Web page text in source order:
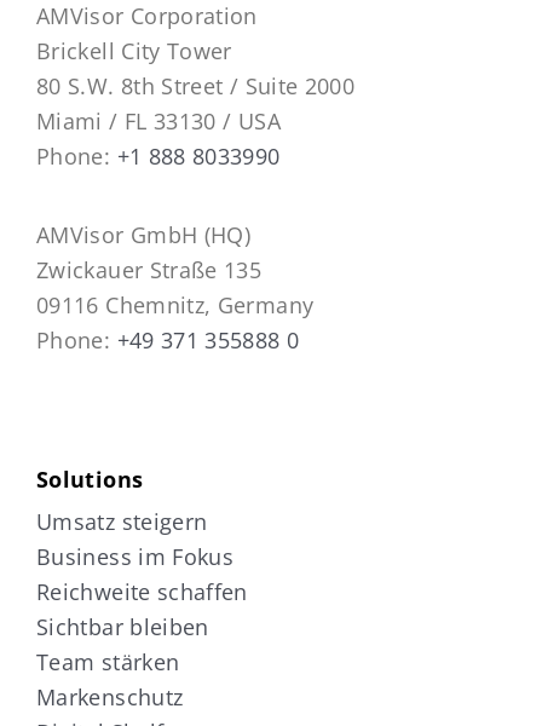
AMVisor Corporation
Brickell City Tower
80 S.W. 8th Street / Suite 2000
Miami / FL 33130 / USA
Phone: +1 888 8033990
AMVisor GmbH (HQ)
Zwickauer Straße 135
09116 Chemnitz, Germany
Phone: +49 371 355888 0
Solutions
Umsatz steigern
Business im Fokus
Reichweite schaffen
Sichtbar bleiben
Team stärken
Markenschutz